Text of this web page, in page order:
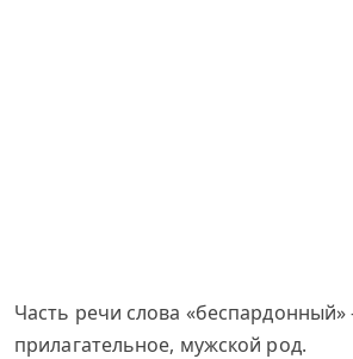
Часть речи слова
прилагательное, мужской род.